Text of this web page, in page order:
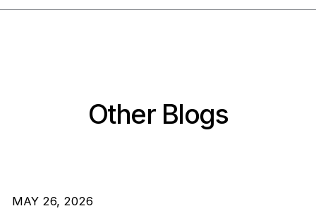
Other Blogs
MAY 26, 2026